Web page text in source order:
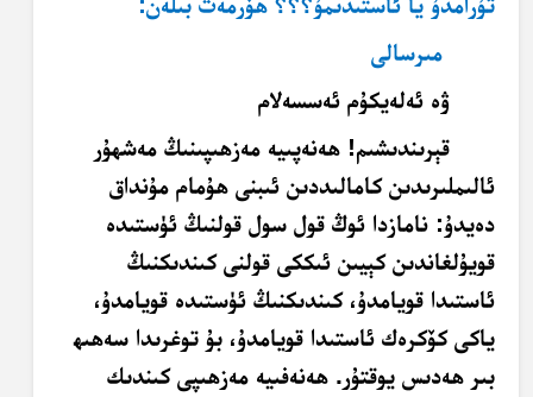
مىرسالى
ۋە ئەلەيكۇم ئەسسەلام
قېرىندىشىم! ھەنەپىيە مەزھىپىنىڭ مەشھۇر
ئالىملىرىدىن كامالىددىن ئىبنى ھۇمام مۇنداق
دەيدۇ: نامازدا ئوڭ قول سول قولنىڭ ئۈستىدە
قويۇلغاندىن كېيىن ئىككى قولنى كىندىكنىڭ
ئاستىدا قويامدۇ، كىندىكنىڭ ئۈستىدە قويامدۇ،
ياكى كۆكرەك ئاستىدا قويامدۇ، بۇ توغرىدا سەھىھ
بىر ھەدىس يوقتۇر. ھەنەفىيە مەزھىپى كىندىك